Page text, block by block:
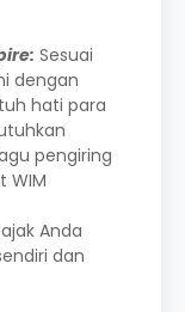
Sesuai
dengan
hati para
pengiring
WIM
Anda
dan